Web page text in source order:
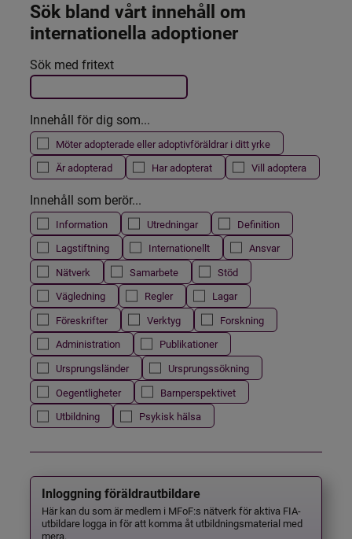
Sök bland vårt innehåll om
internationella adoptioner
Filtrera resultatet
Det här formuläret postas automatiskt
Sök med fritext
Innehåll för dig som...
Möter adopterade eller adoptivföräldrar i ditt yrke
Är adopterad
Har adopterat Vill adoptera
Innehåll som berör...
Information Utredningar
Definition
Lagstiftning
Internationellt
Ansvar
Nätverk
Samarbete
Stöd
Vägledning
Regler
Lagar
Föreskrifter
Verktyg
Forskning
Administration
Publikationer
Ursprungsländer
Ursprungssökning
Oegentligheter
Barnperspektivet
Utbildning
Psykisk hälsa
Inloggning föräldrautbildare
Här kan du som är medlem i MFoF:s nätverk för aktiva FIA-
utbildare logga in för att komma åt utbildningsmaterial med
mera.